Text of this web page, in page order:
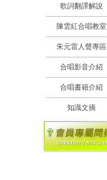
歌詞翻譯解說
陳雲紅合唱教室
朱元雷人聲專區
合唱影音介紹
合唱書籍介紹
知識文摘